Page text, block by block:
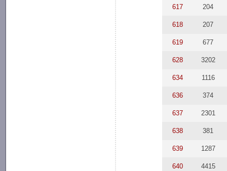
617 204
618 207
619 677
628 3202
634 1116
636 374
637 2301
638 381
639 1287
640 4415